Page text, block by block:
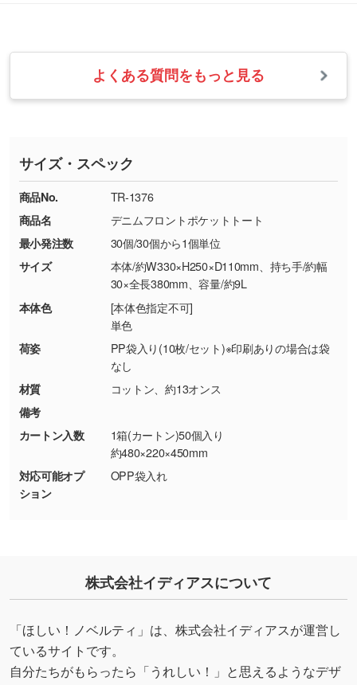
・1色印刷でグラデーションや濃淡を表現した
い
す。→詳しく見る
・コーポレートカラーを使って印刷したい／印
刷色にこだわりがある
DIC・PANTONEなどのカラーチップの指定や、
現物支給による色指定も承っております。→詳
・背景がある画像からキャラクター部分だけを
使いたいです
シンプルな背景のデータや、使いたいキャラク
ター部分の輪郭がはっきりしているデータは切
・持っているデータの背景が足りない／塗り足
しの作り方が分からない
印刷したいデータが印刷範囲よりも小さい場
合、シンプルな色・柄の背景であれば拡張が可
を生成してほしい
URLをご指定いただければ、QRコードを生成
いたします。配置のご相談にも応じています。
→詳しく見る
また、お選びいただいた印刷色が本体色に合わ
ない場合や仕上がりに影響しそうな場合は、ス
タッフから別の色をご案内することもございま
・お届け時に商品が損傷・故障している場合
・ご注文と異なる商品が届いた場合
・印刷不良があった場合
※詳しくは「商品の良品基準について
ください。
【返品・交換ができない場合】
・お客様の元で商品を加工された場合、または
商品が破損した場合
・商品到着後7日以上経過している場合
・お客様のご都合による返品・交換依頼(商
品・色・数量などの注文間違い等)
業日以内に担当スタッフよりメールにてご連絡
いたします。
お急ぎの場合はお電話でのご質問も受け付けて
TEL：0422-29-9911 営業時間10:00～
18:00(土日祝日除く)
お問い合わせフォームはこちら
よくある質問をもっと見る
サイズ・スペック
商品No.
TR-1376
商品名
デニムフロントポケットトート
最小発注数
30個/30個から1個単位
サイズ
本体/約W330×H250×D110mm、持ち手/約幅
30×全長380mm、容量/約9L
本体色
[本体色指定不可]
単色
荷姿
PP袋入り(10枚/セット)※印刷ありの場合は袋
なし
材質
コットン、約13オンス
備考
カートン入数
1箱(カートン)50個入り
約480×220×450mm
対応可能オプ
ション
OPP袋入れ
株式会社イディアスについて
「ほしい！ノベルティ」は、株式会社イディアスが運営し
ているサイトです。
自分たちがもらったら「うれしい！」と思えるようなデザ